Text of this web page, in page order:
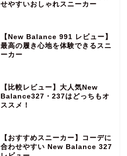
せやすいおしゃれスニーカー
【New Balance 991 レビュー】
最高の履き心地を体験できるスニ
ーカー
【比較レビュー】大人気New
Balance327・237はどっちもオ
ススメ！
【おすすめスニーカー】コーデに
合わせやすい New Balance 327